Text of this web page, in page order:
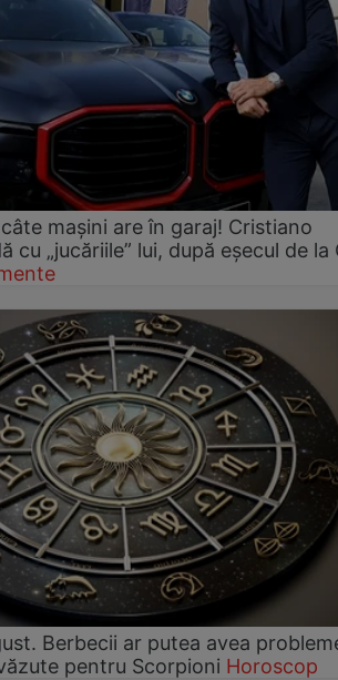
mașini are în garaj! Cristiano
cu „jucăriile” lui, după eșecul de la
Berbecii ar putea avea
pentru Scorpioni Horoscop